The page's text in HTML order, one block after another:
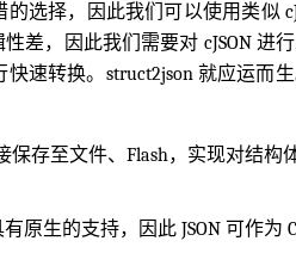
选择，因此我们可以使用类似
差，因此我们需要对 cJSON 进
速转换。struct2json 就应运而
保存至文件、Flash，实现对结构
原生的支持，因此 JSON 可作为